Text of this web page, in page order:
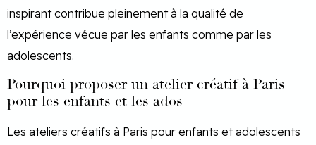
inspirant contribue pleinement à la qualité de
l’expérience vécue par les enfants comme par les
adolescents.
Pourquoi proposer un atelier créatif à Paris
pour les enfants et les ados
Les ateliers créatifs à Paris pour enfants et adolescents